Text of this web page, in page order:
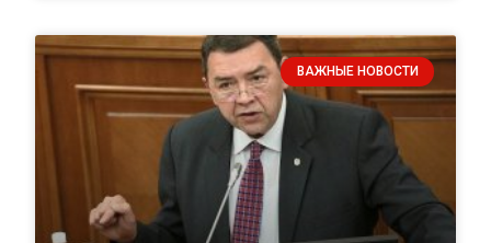
ВАЖНЫЕ НОВОСТИ